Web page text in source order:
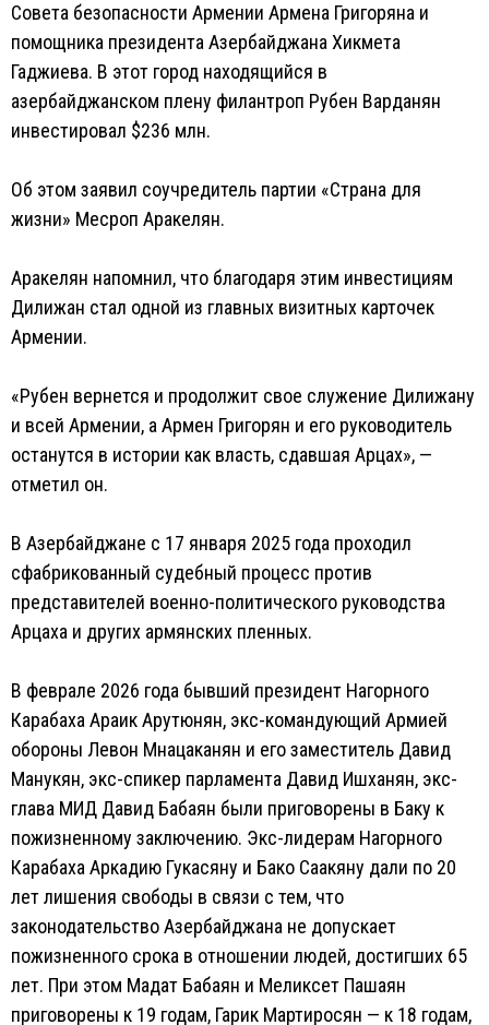
Совета безопасности Армении Армена Григоряна и
помощника президента Азербайджана Хикмета
Гаджиева. В этот город находящийся в
азербайджанском плену филантроп Рубен Варданян
инвестировал $236 млн.
Об этом заявил соучредитель партии «Страна для
жизни» Месроп Аракелян.
Аракелян напомнил, что благодаря этим инвестициям
Дилижан стал одной из главных визитных карточек
Армении.
«Рубен вернется и продолжит свое служение Дилижану
и всей Армении, а Армен Григорян и его руководитель
останутся в истории как власть, сдавшая Арцах», —
отметил он.
В Азербайджане с 17 января 2025 года проходил
сфабрикованный судебный процесс против
представителей военно-политического руководства
Арцаха и других армянских пленных.
В феврале 2026 года бывший президент Нагорного
Карабаха Араик Арутюнян, экс-командующий Армией
обороны Левон Мнацаканян и его заместитель Давид
Манукян, экс-спикер парламента Давид Ишханян, экс-
глава МИД Давид Бабаян были приговорены в Баку к
пожизненному заключению. Экс-лидерам Нагорного
Карабаха Аркадию Гукасяну и Бако Саакяну дали по 20
лет лишения свободы в связи с тем, что
законодательство Азербайджана не допускает
пожизненного срока в отношении людей, достигших 65
лет. При этом Мадат Бабаян и Меликсет Пашаян
приговорены к 19 годам, Гарик Мартиросян — к 18 годам,